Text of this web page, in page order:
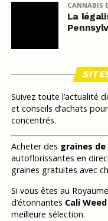
CANNABIS
La
Suivez toute l’actualité
et conseils d’achats
concentrés.
Acheter des graines de
autoflorissantes en
graines gratuites avec
Si vous êtes au
d’étonnantes Cali
meilleure sélection.